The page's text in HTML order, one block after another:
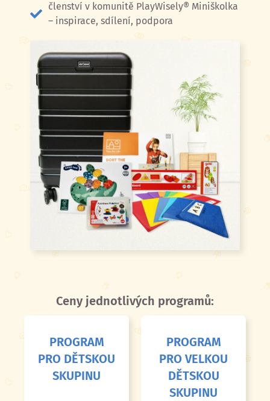
členství v komunitě PlayWisely® Miniškolka
– inspirace, sdílení, podpora
Ceny jednotlivých programů:
PROGRAM
PRO DĚTSKOU
SKUPINU
PROGRAM
PRO VELKOU
DĚTSKOU
SKUPINU